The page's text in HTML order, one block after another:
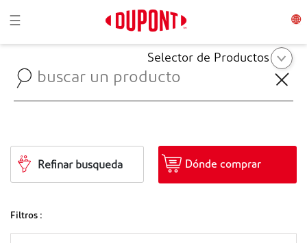
Toggle navigation
☰
Selector de Productos
Refinar busqueda Dónde comprar
Filtros :